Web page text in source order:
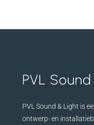
PVL
PVL Sound & Light is
ontwerp- en